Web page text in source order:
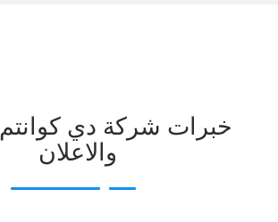
خبرات شركة دي كوانتم
والاعلان